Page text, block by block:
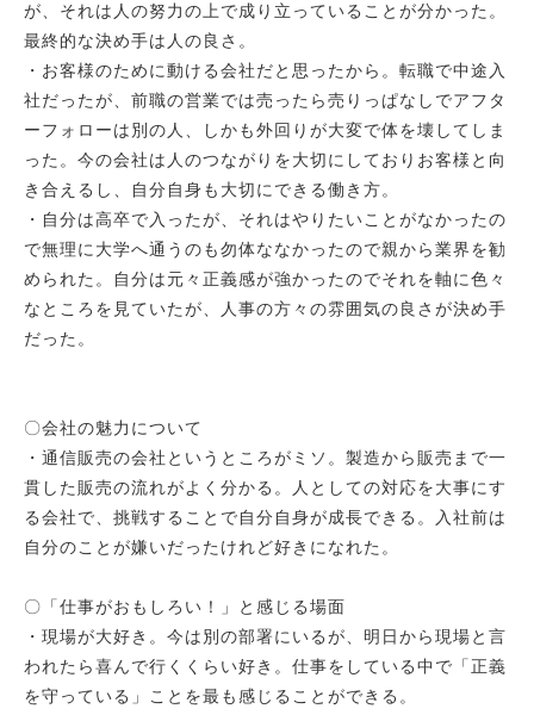
が、それは人の努力の上で成り立っていることが分かった。
最終的な決め手は人の良さ。
・お客様のために動ける会社だと思ったから。転職で中途入
社だったが、前職の営業では売ったら売りっぱなしでアフタ
ーフォローは別の人、しかも外回りが大変で体を壊してしま
った。今の会社は人のつながりを大切にしておりお客様と向
き合えるし、自分自身も大切にできる働き方。
・自分は高卒で入ったが、それはやりたいことがなかったの
で無理に大学へ通うのも勿体ななかったので親から業界を勧
められた。自分は元々正義感が強かったのでそれを軸に色々
なところを見ていたが、人事の方々の雰囲気の良さが決め手
だった。
〇会社の魅力について
・通信販売の会社というところがミソ。製造から販売まで一
貫した販売の流れがよく分かる。人としての対応を大事にす
る会社で、挑戦することで自分自身が成長できる。入社前は
自分のことが嫌いだったけれど好きになれた。
〇「仕事がおもしろい！」と感じる場面
・現場が大好き。今は別の部署にいるが、明日から現場と言
われたら喜んで行くくらい好き。仕事をしている中で「正義
を守っている」ことを最も感じることができる。